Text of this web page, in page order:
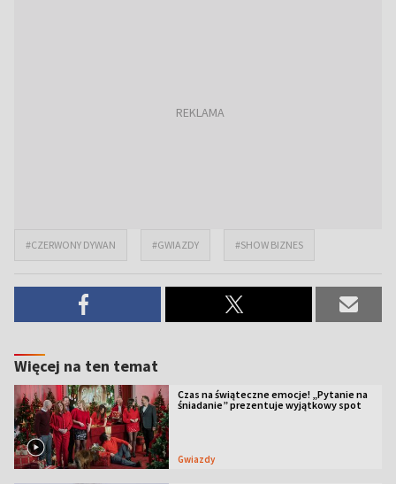
#CZERWONY DYWAN #GWIAZDY #SHOW BIZNES
Więcej na ten temat
Czas na świąteczne emocje! „Pytanie na
śniadanie” prezentuje wyjątkowy spot
Gwiazdy